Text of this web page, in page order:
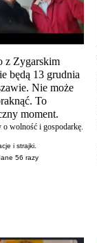
z Zygarskim
będą 13 grudnia
Nie może
To
moment.
o wolność i gospodarkę.
i strajki.
56razy